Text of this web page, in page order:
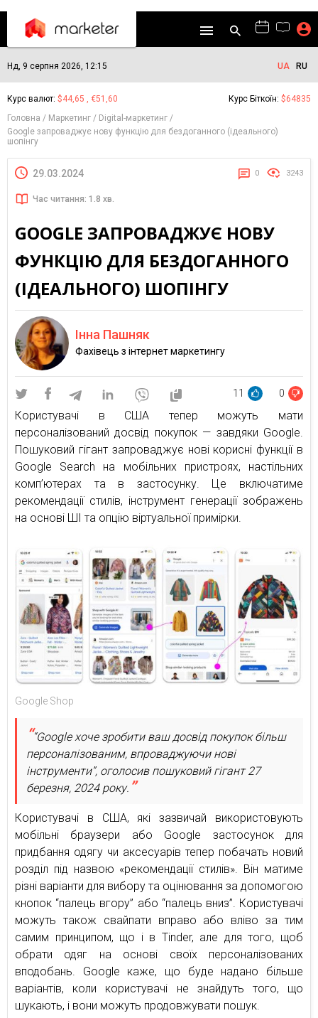
Нд, 9 серпня 2026, 12:15 UA RU
Курс валют: $44,65 , €51,60 Курс Біткоїн: $64835
Головна
Маркетинг
Digital-маркетинг
Google запроваджує нову функцію для бездоганного (ідеального)
шопінгу
29.03.2024 0 3243
Час читання: 1.8 хв.
GOOGLE ЗАПРОВАДЖУЄ НОВУ
ФУНКЦІЮ ДЛЯ БЕЗДОГАННОГО
(ІДЕАЛЬНОГО) ШОПІНГУ
Інна Пашняк
Фахівець з інтернет маркетингу
11 0
Користувачі в США тепер можуть мати
персоналізований досвід покупок — завдяки Google.
Пошуковий гігант запроваджує нові корисні функції в
Google Search на мобільних пристроях, настільних
комп’ютерах та в застосунку. Це включатиме
рекомендації стилів, інструмент генерації зображень
на основі ШІ та опцію віртуальної примірки.
Google Shop
“Google хоче зробити ваш досвід покупок більш
персоналізованим, впроваджуючи нові
інструменти”, оголосив пошуковий гігант 27
березня, 2024 року.
Користувачі в США, які зазвичай використовують
мобільні браузери або Google застосунок для
придбання одягу чи аксесуарів тепер побачать новий
розділ під назвою «рекомендації стилів». Він матиме
різні варіанти для вибору та оцінювання за допомогою
кнопок “палець вгору” або “палець вниз”. Користувачі
можуть також свайпати вправо або вліво за тим
самим принципом, що і в Tinder, але для того, щоб
обрати одяг на основі своїх персоналізованих
вподобань. Google каже, що буде надано більше
варіантів, коли користувачі не знайдуть того, що
шукають, і вони можуть продовжувати пошук.